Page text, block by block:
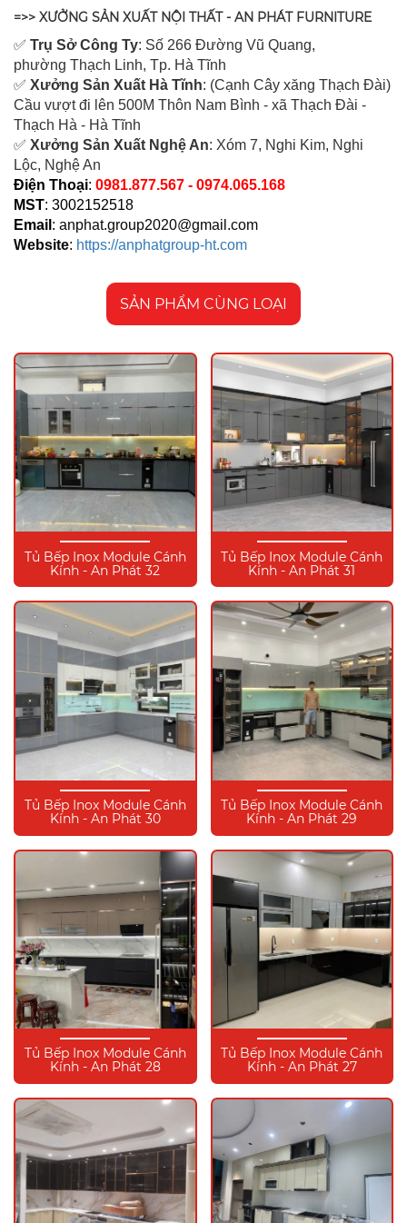
=>> XƯỞNG SẢN XUẤT NỘI THẤT - AN PHÁT FURNITURE
✅ Trụ Sở Công Ty: Số 266 Đường Vũ Quang,
phường Thạch Linh, Tp. Hà Tĩnh
✅ Xưởng Sản Xuất Hà Tĩnh: (Cạnh Cây xăng Thạch Đài)
Cầu vượt đi lên 500M Thôn Nam Bình - xã Thạch Đài -
Thạch Hà - Hà Tĩnh
✅ Xưởng Sản Xuất Nghệ An: Xóm 7, Nghi Kim, Nghi
Lộc, Nghệ An
Điện Thoại: 0981.877.567 - 0974.065.168
MST: 3002152518
Email : anphat.group2020@gmail.com
Website: https://anphatgroup-ht.com
SẢN PHẨM CÙNG LOẠI
Tủ Bếp Inox Module Cánh
Kính - An Phát 32
Tủ Bếp Inox Module Cánh
Kính - An Phát 31
Tủ Bếp Inox Module Cánh
Kính - An Phát 30
Tủ Bếp Inox Module Cánh
Kính - An Phát 29
Tủ Bếp Inox Module Cánh
Kính - An Phát 28
Tủ Bếp Inox Module Cánh
Kính - An Phát 27